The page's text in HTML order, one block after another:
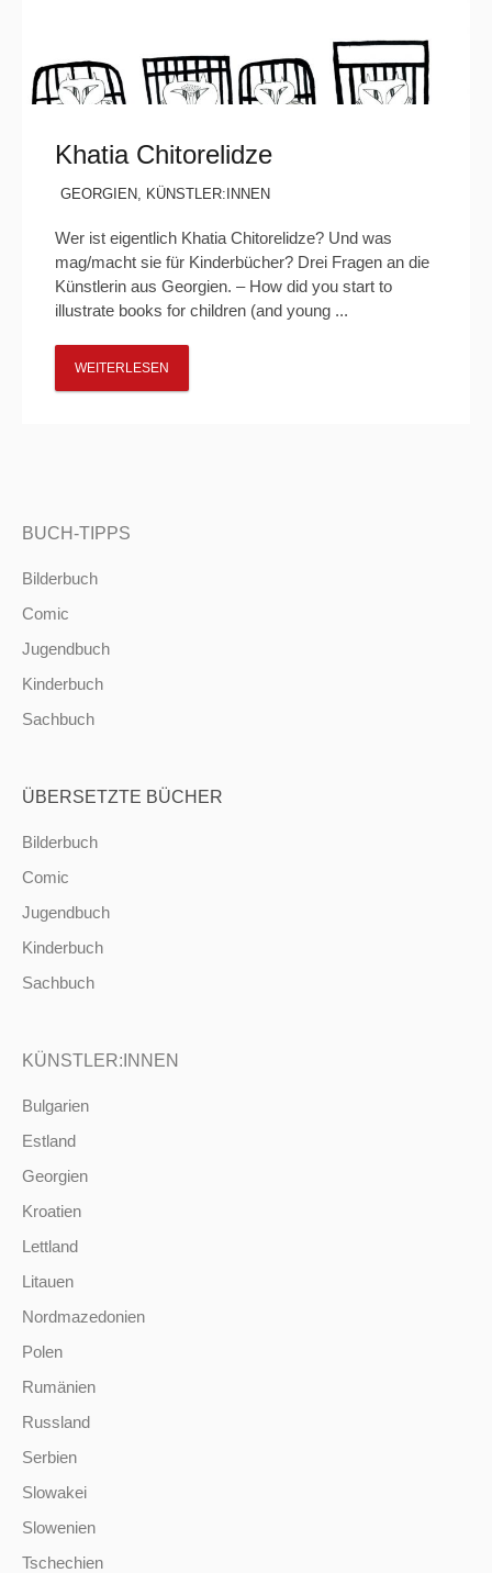
Khatia Chitorelidze
GEORGIEN, KÜNSTLER:INNEN
Wer ist eigentlich Khatia Chitorelidze? Und was
mag/macht sie für Kinderbücher? Drei Fragen an die
Künstlerin aus Georgien. – How did you start to
illustrate books for children (and young ...
WEITERLESEN
BUCH-TIPPS
Bilderbuch
Comic
Jugendbuch
Kinderbuch
Sachbuch
ÜBERSETZTE BÜCHER
Bilderbuch
Comic
Jugendbuch
Kinderbuch
Sachbuch
KÜNSTLER:INNEN
Bulgarien
Estland
Georgien
Kroatien
Lettland
Litauen
Nordmazedonien
Polen
Rumänien
Russland
Serbien
Slowakei
Slowenien
Tschechien